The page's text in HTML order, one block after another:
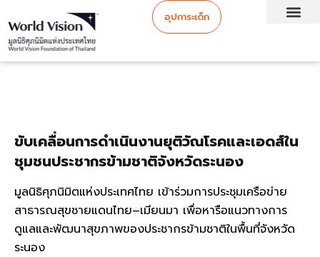
อุปการะเด็ก
ขับเคลื่อนการดำเนินงานยุติวัณโรคและเอดส์ใน
ชุมชนประชากรข้ามชาติจังหวัดระนอง
มูลนิธิศุภนิมิตแห่งประเทศไทย เข้าร่วมการประชุมเครือข่าย
สาธารณสุขชายแดนไทย–เมียนมา เพื่อหารือแนวทางการ
ดูแลและพัฒนาสุขภาพของประชากรข้ามชาติในพื้นที่จังหวัด
ระนอง